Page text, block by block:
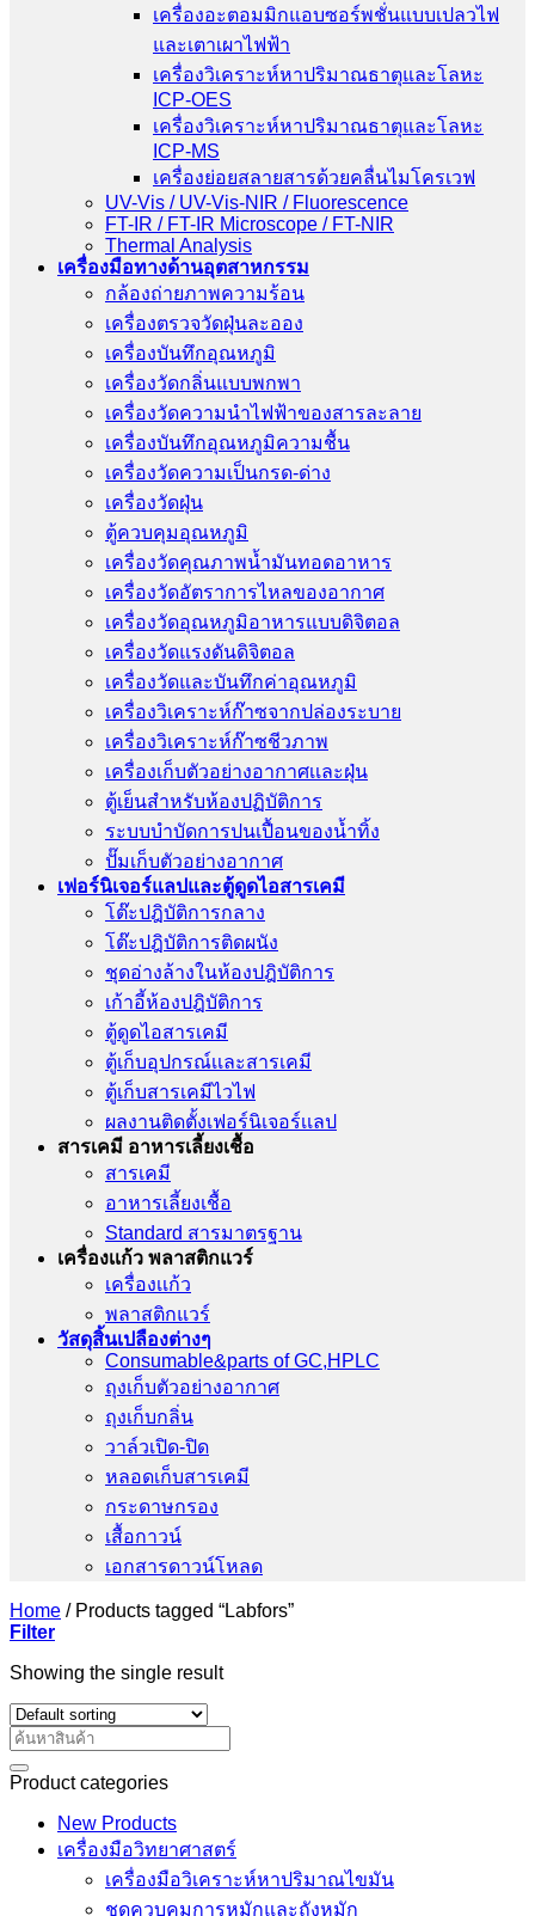
เครื่องอะตอมมิกแอบซอร์พชั่นแบบเปลวไฟ
และเตาเผาไฟฟ้า
เครื่องวิเคราะห์หาปริมาณธาตุและโลหะ
ICP-OES
เครื่องวิเคราะห์หาปริมาณธาตุและโลหะ
ICP-MS
เครื่องย่อยสลายสารด้วยคลื่นไมโครเวฟ
UV-Vis / UV-Vis-NIR / Fluorescence
FT-IR / FT-IR Microscope / FT-NIR
Thermal Analysis
เครื่องมือทางด้านอุตสาหกรรม
กล้องถ่ายภาพความร้อน
เครื่องตรวจวัดฝุ่นละออง
เครื่องบันทึกอุณหภูมิ
เครื่องวัดกลิ่นแบบพกพา
เครื่องวัดความนําไฟฟ้าของสารละลาย
เครื่องบันทึกอุณหภูมิความชื้น
เครื่องวัดความเป็นกรด-ด่าง
เครื่องวัดฝุ่น
ตู้ควบคุมอุณหภูมิ
เครื่องวัดคุณภาพน้ำมันทอดอาหาร
เครื่องวัดอัตราการไหลของอากาศ
เครื่องวัดอุณหภูมิอาหารแบบดิจิตอล
เครื่องวัดแรงดันดิจิตอล
เครื่องวัดและบันทึกค่าอุณหภูมิ
เครื่องวิเคราะห์ก๊าซจากปล่องระบาย
เครื่องวิเคราะห์ก๊าซชีวภาพ
เครื่องเก็บตัวอย่างอากาศเเละฝุ่น
ตู้เย็นสำหรับห้องปฏิบัติการ
ระบบบำบัดการปนเปื้อนของน้ำทิ้ง
ปั๊มเก็บตัวอย่างอากาศ
เฟอร์นิเจอร์แลปและตู้ดูดไอสารเคมี
โต๊ะปฎิบัติการกลาง
โต๊ะปฎิบัติการติดผนัง
ชุดอ่างล้างในห้องปฎิบัติการ
เก้าอี้ห้องปฎิบัติการ
ตู้ดูดไอสารเคมี
ตู้เก็บอุปกรณ์เเละสารเคมี
ตู้เก็บสารเคมีไวไฟ
ผลงานติดตั้งเฟอร์นิเจอร์เเลป
สารเคมี อาหารเลี้ยงเชื้อ
สารเคมี
อาหารเลี้ยงเชื้อ
Standard สารมาตรฐาน
เครื่องเเก้ว พลาสติกแวร์
เครื่องเเก้ว
พลาสติกแวร์
วัสดุสิ้นเปลืองต่างๆ
Consumable&parts of GC,HPLC
ถุงเก็บตัวอย่างอากาศ
ถุงเก็บกลิ่น
วาล์วเปิด-ปิด
หลอดเก็บสารเคมี
กระดาษกรอง
เสื้อกาวน์
เอกสารดาวน์โหลด
Home /Products tagged “Labfors”
Filter
Showing the single result
Search
for:
Product categories
New Products
เครื่องมือวิทยาศาสตร์
เครื่องมือวิเคราะห์หาปริมาณไขมัน
ชุดควบคุมการหมักและถังหมัก